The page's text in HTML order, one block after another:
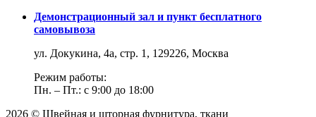
Демонстрационный зал и пункт бесплатного
самовывоза
ул. Докукина, 4а, стр. 1, 129226, Москва
Режим работы:
Пн. – Пт.: с 9:00 до 18:00
2026 © Швейная и шторная фурнитура, ткани